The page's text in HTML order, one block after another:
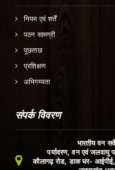
नियम एवं शर्तें
पठन सामग्री
पूछताछ
प्रशिक्षण
अभिगम्यता
संपर्क विवरण
भारतीय वन
पर्यावरण, वन एवं जलवायु
कौलागढ़ रोड, डाक घर-